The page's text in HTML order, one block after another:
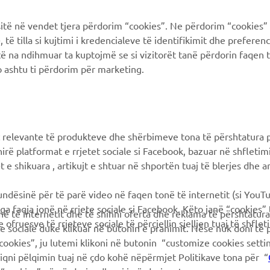
Yamaha Motor Global
Yamaha Blog
Applicazioni mobili
Prenota la manutenzione
Concessionari ufficiali
në vendet tjera përdorim “cookies”. Ne përdorim
tilla si kujtimi i kredencialeve të identifikimit dhe
na ndihmuar ta kuptojmë se si vizitorët tanë përdorin
ti përdorim për marketing.
të produkteve dhe shërbimeve tona të përshtatura
platformat e rrjetet sociale si Facebook, bazuar në
shikuara , artikujt e shtuar në shportën tuaj të blerjes dhe
për të parë video në faqen tonë të internetit (si
faqja jonë në rrjete sociale si Facebook. Këto janë
ofruesve të rrjeteve sociale të përcjellin sjelljen tuaj të
të internetit dhe të shihni oferta dhe reklama të
sociale duke klikuar në butonin e pranimit. Nëse nuk doni të
ju lutemi klikoni në butonin “customize cookies
pëlqimin tuaj në çdo kohë nëpërmjet Politikave tona për “